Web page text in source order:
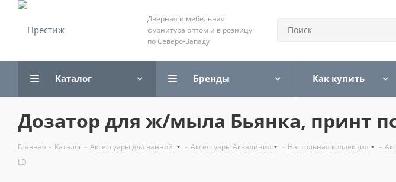
Дверная и мебельная
фурнитура оптом и в розницу
по Северо-Западу
Каталог Бренды Как купить
Дозатор для ж/мыла Бьянка, принт
Главная - Каталог - Аксессуары для ванной - Аксессуары Аквалиния - Настольная коллекция -
LD